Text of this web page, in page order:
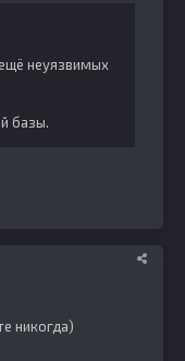
неуязвимых
базы.
никогда)